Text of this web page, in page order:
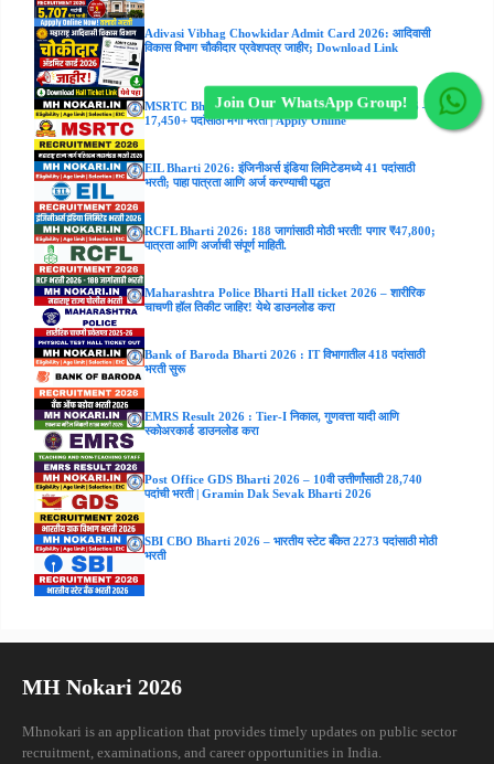
Adivasi Vibhag Chowkidar Admit Card 2026: आदिवासी
विकास विभाग चौकीदार प्रवेशपत्र जाहीर; Download Link
MSRTC Bharti 2026 | ST Mahamandal Bharti 2026 –
17,450+ पदांसाठी मेगा भरती | Apply Online
EIL Bharti 2026: इंजिनीअर्स इंडिया लिमिटेडमध्ये 41 पदांसाठी
भरती; पाहा पात्रता आणि अर्ज करण्याची पद्धत
RCFL Bharti 2026: 188 जागांसाठी मोठी भरती! पगार ₹47,800;
पात्रता आणि अर्जाची संपूर्ण माहिती.
Maharashtra Police Bharti Hall ticket 2026 – शारीरिक
चाचणी हॉल तिकीट जाहिर! येथे डाउनलोड करा
Bank of Baroda Bharti 2026 : IT विभागातील 418 पदांसाठी
भरती सुरू
EMRS Result 2026 : Tier-I निकाल, गुणवत्ता यादी आणि
स्कोअरकार्ड डाउनलोड करा
Post Office GDS Bharti 2026 – 10वी उत्तीर्णांसाठी 28,740
पदांची भरती | Gramin Dak Sevak Bharti 2026
SBI CBO Bharti 2026 – भारतीय स्टेट बँकेत 2273 पदांसाठी मोठी
भरती
MH Nokari 2026
Mhnokari is an application that provides timely updates on public sector
recruitment, examinations, and career opportunities in India.
Join Our WhatsApp Group!